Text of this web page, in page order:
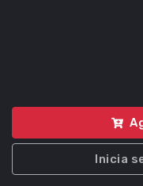
Inicia